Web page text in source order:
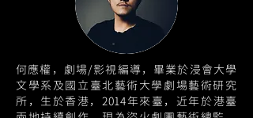
何應權，劇場/影視編導，畢業於浸會大學
文學系及國立臺北藝術大學劇場藝術研究
所，生於香港，2014年來臺，近年於港臺